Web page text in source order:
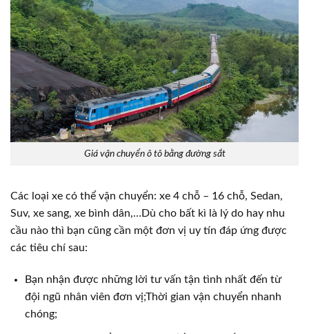
Giá vận chuyển ô tô bằng đường sắt
Các loại xe có thể vận chuyển: xe 4 chỗ – 16 chỗ, Sedan,
Suv, xe sang, xe bình dân,…Dù cho bất kì là lý do hay nhu
cầu nào thì bạn cũng cần một đơn vị uy tín đáp ứng được
các tiêu chí sau:
Bạn nhận được những lời tư vấn tận tình nhất đến từ
đội ngũ nhân viên đơn vị;Thời gian vận chuyển nhanh
chóng;